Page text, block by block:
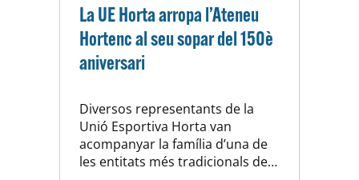
La UE Horta arropa l’Ateneu
Hortenc al seu sopar del 150è
aniversari
Diversos representants de la
Unió Esportiva Horta van
acompanyar la família d’una de
les entitats més tradicionals del